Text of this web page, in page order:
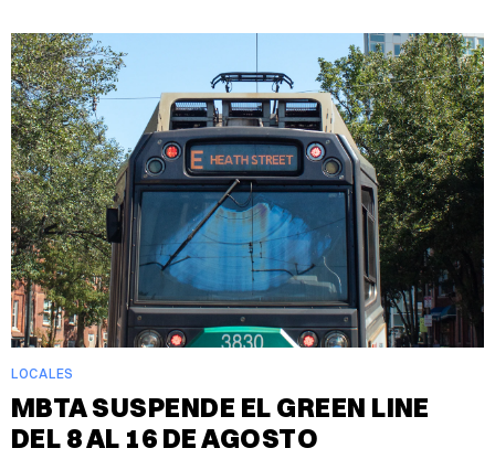
LOCALES
MBTA SUSPENDE EL GREEN LINE
DEL 8 AL 16 DE AGOSTO